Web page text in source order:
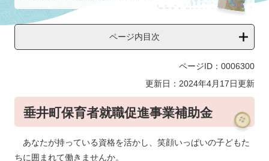
ページ内目次
ページID：0006300
更新日：2024年4月17日更新
垂井町保育者就職促進事業補助金
あなたが持っている資格を活かし、笑顔いっぱいの子どもた
ちに囲まれて働きませんか。